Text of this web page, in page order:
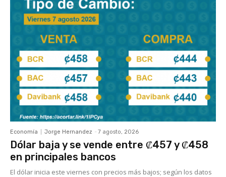
Economía Jorge Hernandez - 7 agosto, 2026
Dólar baja y se vende entre ₡457 y ₡458
en principales bancos
El dólar inicia este viernes con precios más bajos; según los datos